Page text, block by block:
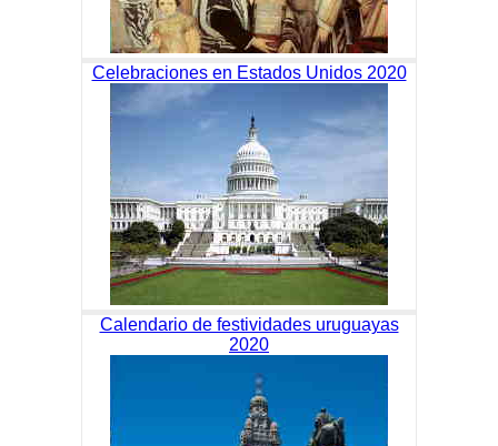
Celebraciones en Estados Unidos 2020
Calendario de festividades uruguayas
2020